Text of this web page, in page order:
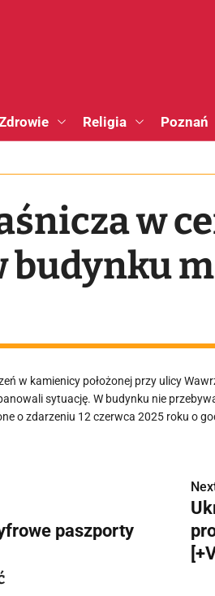
Religia Poznań
w
budynku
w kamienicy położonej przy ulicy
sytuację. W budynku nie
o zdarzeniu 12 czerwca 2025 roku o
paszporty